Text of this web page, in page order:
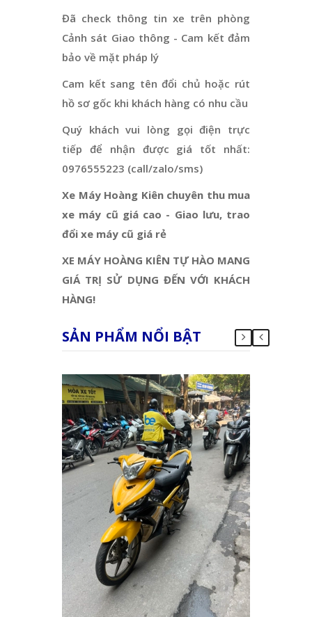
Đã check thông tin xe trên phòng
Cảnh sát Giao thông - Cam kết đảm
bảo về mặt pháp lý
Cam kết sang tên đổi chủ hoặc rút
hồ sơ gốc khi khách hàng có nhu cầu
Quý khách vui lòng gọi điện trực
tiếp để nhận được giá tốt nhất:
0976555223 (call/zalo/sms)
Xe Máy Hoàng Kiên chuyên thu mua
xe máy cũ giá cao - Giao lưu, trao
đổi xe máy cũ giá rẻ
XE MÁY HOÀNG KIÊN TỰ HÀO MANG
GIÁ TRỊ SỬ DỤNG ĐẾN VỚI KHÁCH
HÀNG!
SẢN PHẨM NỔI BẬT